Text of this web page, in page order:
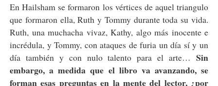
En Hailsham se formaron los vértices de aquel triangulo
que formaron ella, Ruth y Tommy durante toda su vida.
Ruth, una muchacha vivaz, Kathy, algo más inocente e
incrédula, y Tommy, con ataques de furia un día sí y un
día también y con nulo talento para el arte… Sin
embargo, a medida que el libro va avanzando, se
forman esas preguntas en la mente del lector, ¿por